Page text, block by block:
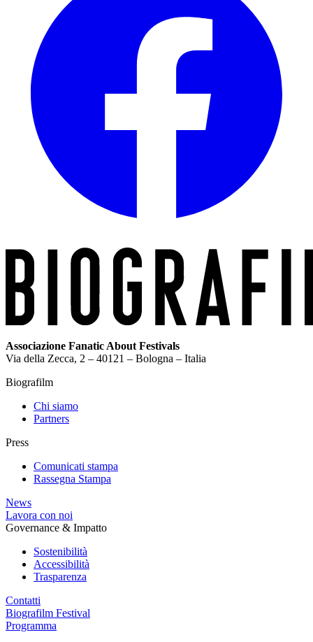
Associazione Fanatic About Festivals
Via della Zecca, 2 – 40121 – Bologna – Italia
Biografilm
Chi siamo
Partners
Press
Comunicati stampa
Rassegna Stampa
News
Lavora con noi
Governance & Impatto
Sostenibilità
Accessibilità
Trasparenza
Contatti
Biografilm Festival
Programma